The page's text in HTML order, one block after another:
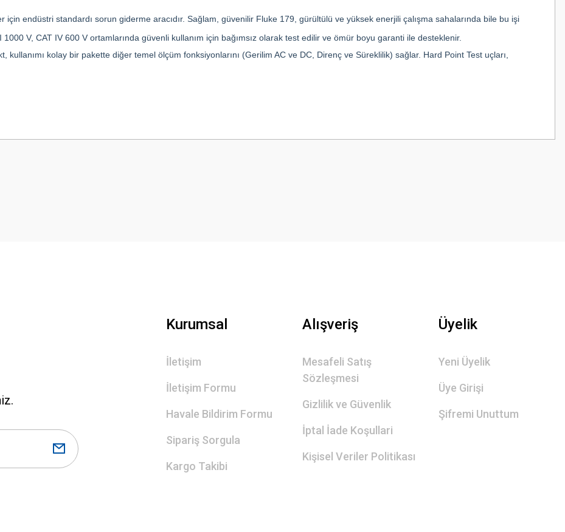
endüstri standardı sorun giderme aracıdır. Sağlam, güvenilir Fluke 179, gürültülü ve yüksek enerjili çalışma sahalarında bile bu işi
V, CAT IV 600 V ortamlarında güvenli kullanım için bağımsız olarak test edilir ve ömür boyu garanti ile desteklenir.
kullanımı kolay bir pakette diğer temel ölçüm fonksiyonlarını (Gerilim AC ve DC, Direnç ve Süreklilik) sağlar. Hard Point Test uçları,
Kurumsal
İletişim
İletişim Formu
Havale Bildirim Formu
Sipariş Sorgula
Kargo Takibi
Alışveriş
Mesafeli Satış
Sözleşmesi
Gizlilik ve Güvenlik
İptal İade Koşullari
Kişisel Veriler Politikası
Üyelik
Yeni Üyelik
Üye Girişi
Şifremi Unuttum